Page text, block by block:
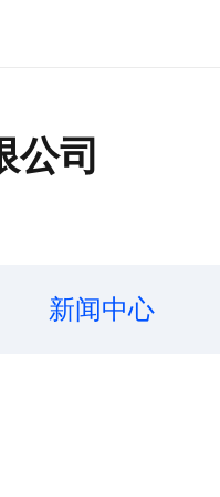
公司
新闻中心